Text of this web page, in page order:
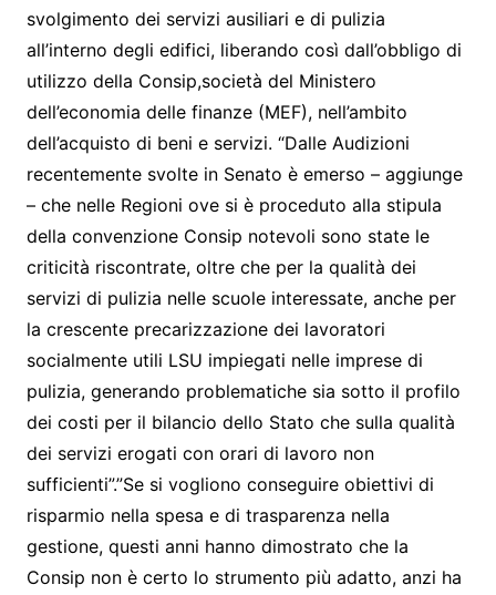
svolgimento dei servizi ausiliari e di pulizia
all’interno degli edifici, liberando così dall’obbligo di
utilizzo della Consip,società del Ministero
dell’economia delle finanze (MEF), nell’ambito
dell’acquisto di beni e servizi. “Dalle Audizioni
recentemente svolte in Senato è emerso – aggiunge
– che nelle Regioni ove si è proceduto alla stipula
della convenzione Consip notevoli sono state le
criticità riscontrate, oltre che per la qualità dei
servizi di pulizia nelle scuole interessate, anche per
la crescente precarizzazione dei lavoratori
socialmente utili LSU impiegati nelle imprese di
pulizia, generando problematiche sia sotto il profilo
dei costi per il bilancio dello Stato che sulla qualità
dei servizi erogati con orari di lavoro non
sufficienti”.”Se si vogliono conseguire obiettivi di
risparmio nella spesa e di trasparenza nella
gestione, questi anni hanno dimostrato che la
Consip non è certo lo strumento più adatto, anzi ha